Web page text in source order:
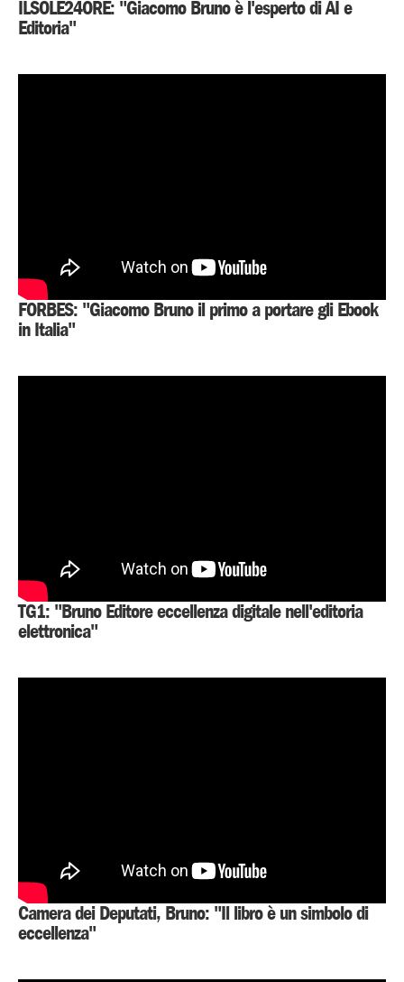
ILSOLE24ORE: "Giacomo Bruno è l'esperto di AI e
Editoria"
FORBES: "Giacomo Bruno il primo a portare gli Ebook
in Italia"
TG1: "Bruno Editore eccellenza digitale nell'editoria
elettronica"
Camera dei Deputati, Bruno: "Il libro è un simbolo di
eccellenza"